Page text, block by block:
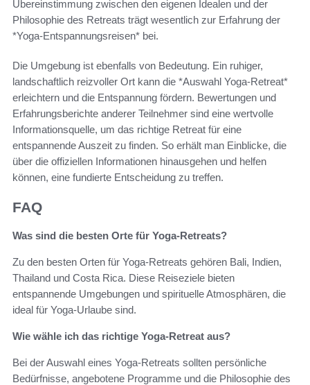
Übereinstimmung zwischen den eigenen Idealen und der
Philosophie des Retreats trägt wesentlich zur Erfahrung der
*Yoga-Entspannungsreisen* bei.
Die Umgebung ist ebenfalls von Bedeutung. Ein ruhiger,
landschaftlich reizvoller Ort kann die *Auswahl Yoga-Retreat*
erleichtern und die Entspannung fördern. Bewertungen und
Erfahrungsberichte anderer Teilnehmer sind eine wertvolle
Informationsquelle, um das richtige Retreat für eine
entspannende Auszeit zu finden. So erhält man Einblicke, die
über die offiziellen Informationen hinausgehen und helfen
können, eine fundierte Entscheidung zu treffen.
FAQ
Was sind die besten Orte für Yoga-Retreats?
Zu den besten Orten für Yoga-Retreats gehören Bali, Indien,
Thailand und Costa Rica. Diese Reiseziele bieten
entspannende Umgebungen und spirituelle Atmosphären, die
ideal für Yoga-Urlaube sind.
Wie wähle ich das richtige Yoga-Retreat aus?
Bei der Auswahl eines Yoga-Retreats sollten persönliche
Bedürfnisse, angebotene Programme und die Philosophie des